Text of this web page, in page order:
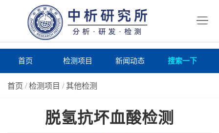
首页 检测项目 新闻动态 搜索一下
首页 /检测项目 /其他检测
脱氢抗坏血酸检测